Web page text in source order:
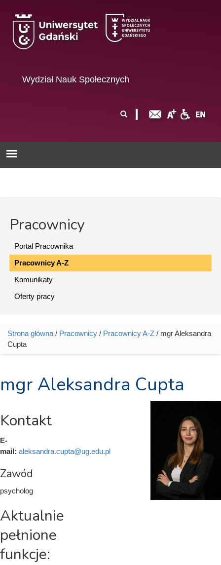
Wydział Nauk Społecznych
wyszukiwania
Pracownicy
Portal Pracownika
Pracownicy A-Z
Komunikaty
Oferty pracy
Jesteś tutaj
Strona główna / Pracownicy / Pracownicy A-Z / mgr Aleksandra
Cupta
mgr Aleksandra Cupta
Kontakt
E-
mail: aleksandra.cupta@ug.edu.pl
Zawód
psycholog
Aktualnie
pełnione
funkcje: